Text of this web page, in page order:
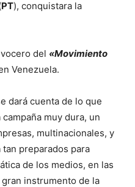
PT), conquistara la
vocero del «Movimiento
Venezuela.
dará cuenta de lo que
muy dura, un
multinacionales, y
preparados para
de los medios, en las
instrumento de la